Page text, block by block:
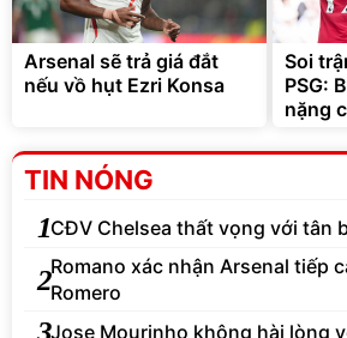
Arsenal sẽ trả giá đắt
nếu vồ hụt Ezri Konsa
Soi
PSG:
nặng
TIN NÓNG
1CĐV Chelsea thất vọng với tân
2Romano xác nhận Arsenal tiếp
Romero
3Jose Mourinho không hài lòng